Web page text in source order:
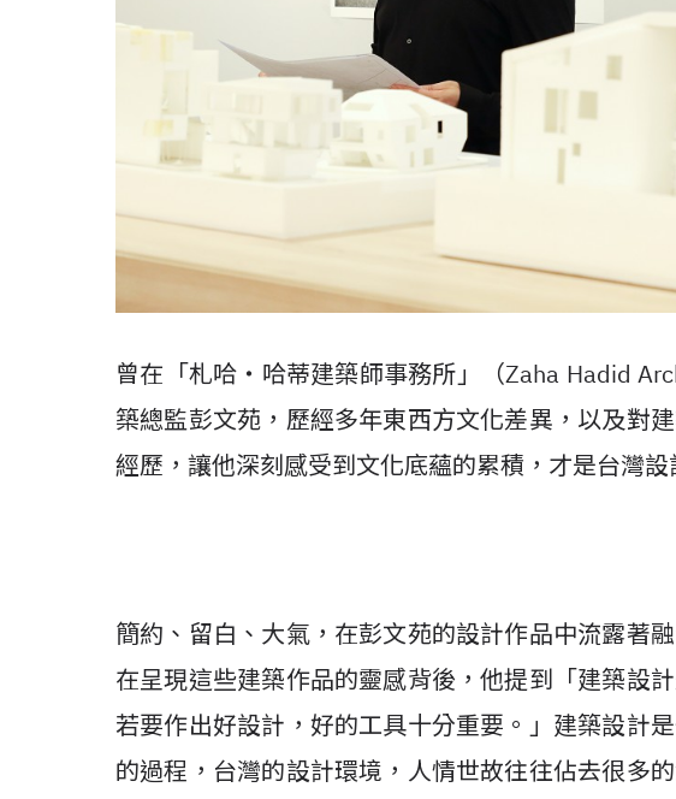
曾在「札哈‧哈蒂建築師事務所」（Zaha Hadid
築總監彭文苑，歷經多年東西方文化差異，以及對
經歷，讓他深刻感受到文化底蘊的累積，才是台灣設
簡約、留白、大氣，在彭文苑的設計作品中流露著
在呈現這些建築作品的靈感背後，他提到「建築設
若要作出好設計，好的工具十分重要。」建築設計
的過程，台灣的設計環境，人情世故往往佔去很多